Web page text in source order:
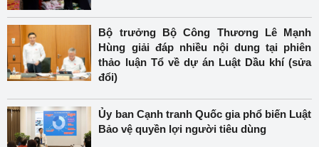
Bộ trưởng Bộ Công Thương Lê Mạnh
Hùng giải đáp nhiều nội dung tại phiên
thảo luận Tổ về dự án Luật Dầu khí (sửa
đổi)
Ủy ban Cạnh tranh Quốc gia phổ biến Luật
Bảo vệ quyền lợi người tiêu dùng